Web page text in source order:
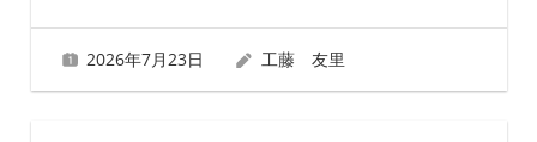
2026年7月23日 工藤 友里